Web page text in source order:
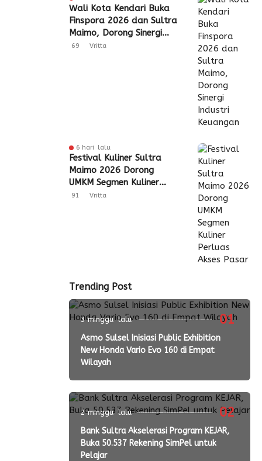
Wali Kota Kendari Buka
Finspora 2026 dan Sultra
Maimo, Dorong Sinergi
Industri Keuangan
69 Vritta
6 hari lalu
Festival Kuliner Sultra
Maimo 2026 Dorong
UMKM Segmen Kuliner
Perluas Akses Pasar
91 Vritta
Trending Post
01
3 minggu lalu
Asmo Sulsel Inisiasi Public Exhibition
New Honda Vario Evo 160 di Empat
Wilayah
02
2 minggu lalu
Bank Sultra Akselerasi Program KEJAR,
Buka 50.537 Rekening SimPel untuk
Pelajar